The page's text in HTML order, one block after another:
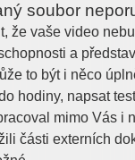
soubor
že vaše video
a
to být i něco
hodiny, napsat
mimo Vás i
části externích